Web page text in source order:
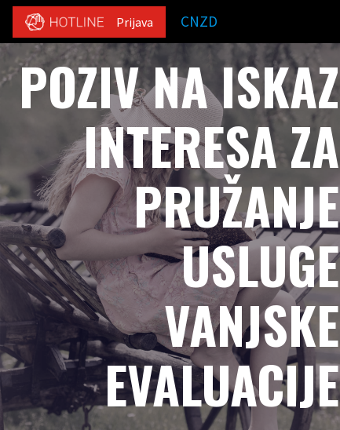
Prijava CNZD
POZIV NA ISKAZ
INTERESA ZA
PRUŽANJE
USLUGE
VANJSKE
EVALUACIJE